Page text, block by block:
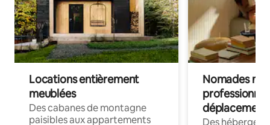
Locations entièrement
meublées
Des cabanes de montagne
paisibles aux appartements
Nomades
déplacement
Des